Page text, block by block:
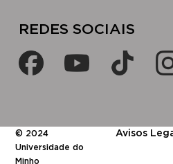
​​REDES SOCIAIS​
© 2024
Universidade do
Minho
​Avisos